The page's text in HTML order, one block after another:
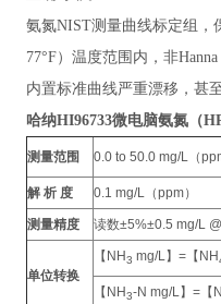
氨氮NIST测量曲线标定组，
77°F） 温度范围内，非
内置标准曲线严重漂移，甚
哈纳HI96733微电脑氨氮（
测量范围 0.0 to 50.0 mg/L（
解 析 度 0.1 mg/L（ppm）
测量精度 读数±5%±0.5 mg/L
单位转换
【NH3 mg/L】=【NH
【NH3-N mg/L】=【